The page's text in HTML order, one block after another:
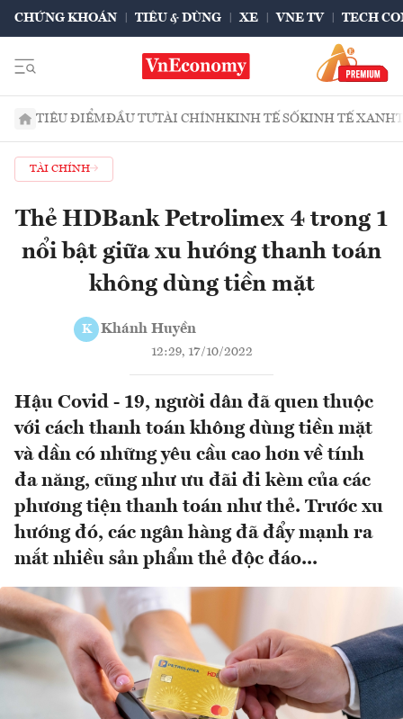
CHỨNG KHOÁN TIÊU & DÙNG XE VNE TV TECH
TIÊU ĐIỂMĐẦU TƯTÀI CHÍNHKINH TẾ SỐKINH TẾ XANH
TÀI CHÍNH
Thẻ HDBank Petrolimex 4 trong 1
nổi bật giữa xu hướng thanh toán
không dùng tiền mặt
K Khánh Huyền
12:29, 17/10/2022
Hậu Covid - 19, người dân đã quen thuộc
với cách thanh toán không dùng tiền mặt
và dần có những yêu cầu cao hơn về tính
đa năng, cũng như ưu đãi đi kèm của các
phương tiện thanh toán như thẻ. Trước xu
hướng đó, các ngân hàng đã đẩy mạnh ra
mắt nhiều sản phẩm thẻ độc đáo...